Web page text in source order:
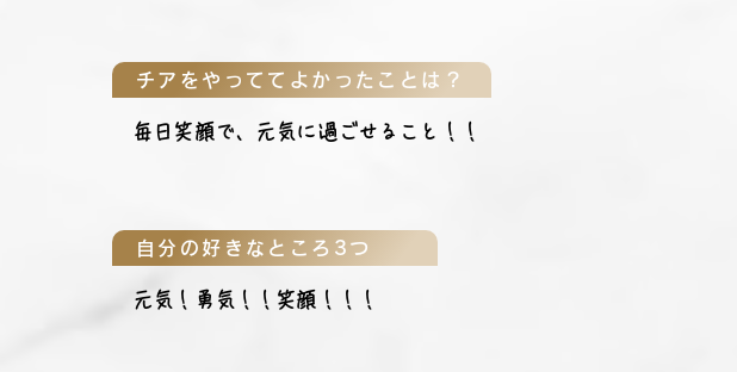
チアをやっててよかったことは？
毎日笑顔で、元気に過ごせること！！
自分の好きなところ3つ
元気！勇気！！笑顔！！！